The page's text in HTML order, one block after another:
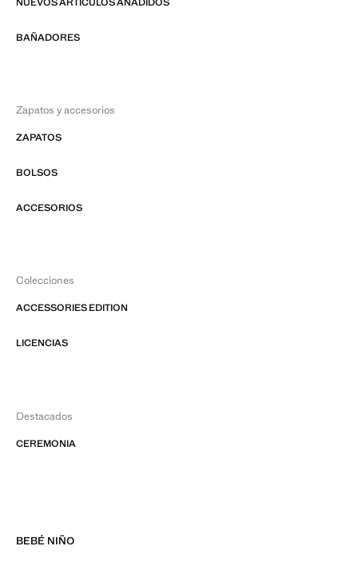
BAÑADORES
Zapatos y accesorios
ZAPATOS
BOLSOS
ACCESORIOS
Colecciones
ACCESSORIES EDITION
LICENCIAS
Destacados
CEREMONIA
BEBÉ NIÑO